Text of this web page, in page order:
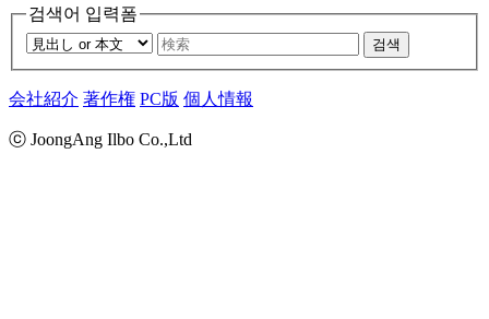
검색어 입력폼
검색
会社紹介 著作権 PC版 個人情報
ⓒ JoongAng Ilbo Co.,Ltd